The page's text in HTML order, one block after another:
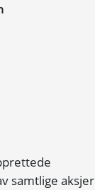
samtlige aksjer